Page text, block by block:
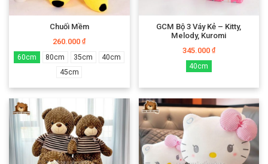
Chuối Mềm
260.000₫
60cm 80cm 35cm
40cm
45cm
GCM Bộ 3 Váy Kẻ – Kitty,
Melody, Kuromi
345.000 ₫
40cm